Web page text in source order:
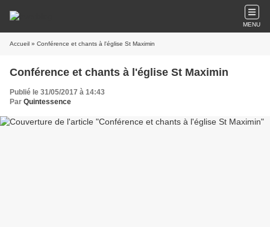
MENU
Accueil » Conférence et chants à l'église St Maximin
Conférence et chants à l'église St Maximin
Publié le 31/05/2017 à 14:43
Par Quintessence